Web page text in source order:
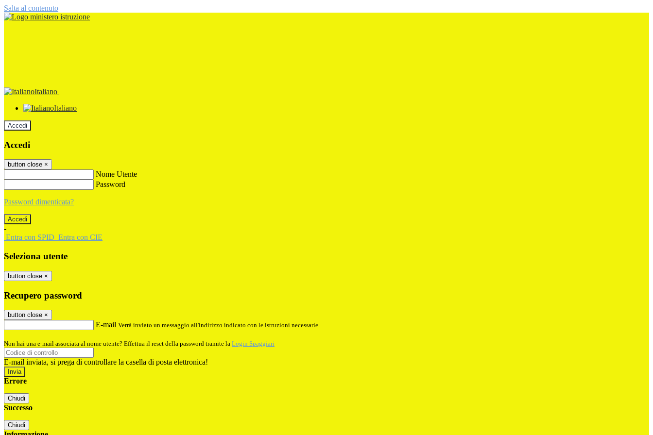
Salta al contenuto
Italiano
Italiano
Accedi
Accedi
button close ×
Nome Utente
Password
Password dimenticata?
-
Entra con SPID Entra con CIE
Seleziona utente
button close ×
Recupero password
button close ×
E-mail Verrà inviato un messaggio all'indirizzo indicato con le istruzioni necessarie.
Non hai una e-mail associata al nome utente? Effettua il reset della password tramite la Login Spaggiari
E-mail inviata, si prega di controllare la casella di posta elettronica!
Errore
Chiudi
Successo
Chiudi